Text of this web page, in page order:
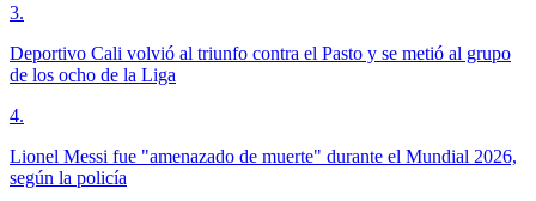
3.
Deportivo Cali volvió al triunfo contra el Pasto y se metió al grupo
de los ocho de la Liga
4.
Lionel Messi fue "amenazado de muerte" durante el Mundial 2026,
según la policía